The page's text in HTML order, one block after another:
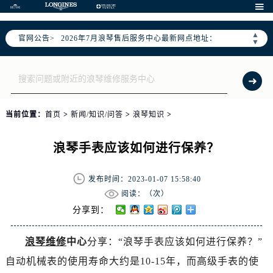

官网公告>
▲
▼
浪琴官方全国统一服务热线400-995-7728，服务覆盖中国大陆、香港、澳门、台湾全部区域（非大陆需加拨“+86”）
2026年7月浪琴售后服务中心最新网点地址：
北京市东城区东长安街1号东方广场写字楼W3座6层602室（需提前预约）
北京市朝阳区建国门外大街甲6号华熙国际中心写字楼D座11层1102室（需提前预约）
天津市和平区赤峰道136号天津国际金融中心写字楼26层2603室（需提前预约）
泰州市海陵区永定东路399号置地商务中心东塔写字楼（华润万象城）17层1706室（需提前预约）
宁波市江北区大闸南路500号来福士广场办公楼20层2009室（需提前预约）
杭州市上城区钱江路1366号华润大厦写字楼A座5层503-5室（需提前预约）
当前位置： 首页 > 新闻/知识/问答 > 浪琴知识 >
浪琴手表应该如何进行保养？
发布时间：2023-01-07 15:58:40
阅读：（次）
分享到：
浪琴维修中心分享：“浪琴手表应该如何进行保养？”
自动机械表的使用寿命大约是10-15年，而高级手表的使